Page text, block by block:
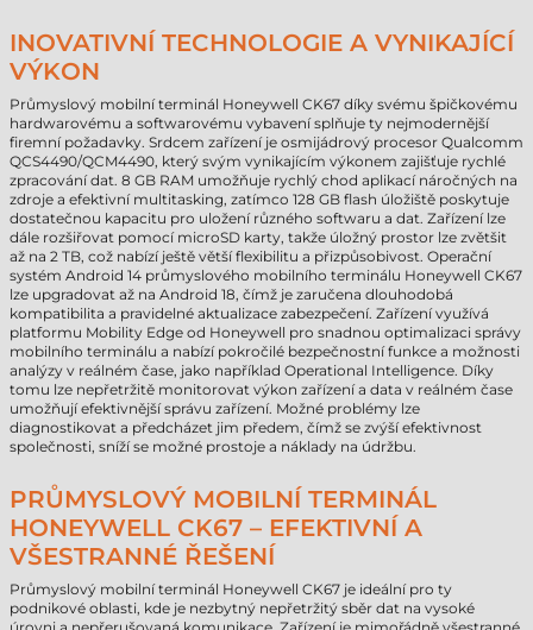
INOVATIVNÍ TECHNOLOGIE A VYNIKAJÍCÍ
VÝKON
Průmyslový mobilní terminál Honeywell CK67 díky svému špičkovému
hardwarovému a softwarovému vybavení splňuje ty nejmodernější
firemní požadavky. Srdcem zařízení je osmijádrový procesor Qualcomm
QCS4490/QCM4490, který svým vynikajícím výkonem zajišťuje rychlé
zpracování dat. 8 GB RAM umožňuje rychlý chod aplikací náročných na
zdroje a efektivní multitasking, zatímco 128 GB flash úložiště poskytuje
dostatečnou kapacitu pro uložení různého softwaru a dat. Zařízení lze
dále rozšiřovat pomocí microSD karty, takže úložný prostor lze zvětšit
až na 2 TB, což nabízí ještě větší flexibilitu a přizpůsobivost. Operační
systém Android 14 průmyslového mobilního terminálu Honeywell CK67
lze upgradovat až na Android 18, čímž je zaručena dlouhodobá
kompatibilita a pravidelné aktualizace zabezpečení. Zařízení využívá
platformu Mobility Edge od Honeywell pro snadnou optimalizaci správy
mobilního terminálu a nabízí pokročilé bezpečnostní funkce a možnosti
analýzy v reálném čase, jako například Operational Intelligence. Díky
tomu lze nepřetržitě monitorovat výkon zařízení a data v reálném čase
umožňují efektivnější správu zařízení. Možné problémy lze
diagnostikovat a předcházet jim předem, čímž se zvýší efektivnost
společnosti, sníží se možné prostoje a náklady na údržbu.
PRŮMYSLOVÝ MOBILNÍ TERMINÁL
HONEYWELL CK67 – EFEKTIVNÍ A
VŠESTRANNÉ ŘEŠENÍ
Průmyslový mobilní terminál Honeywell CK67 je ideální pro ty
podnikové oblasti, kde je nezbytný nepřetržitý sběr dat na vysoké